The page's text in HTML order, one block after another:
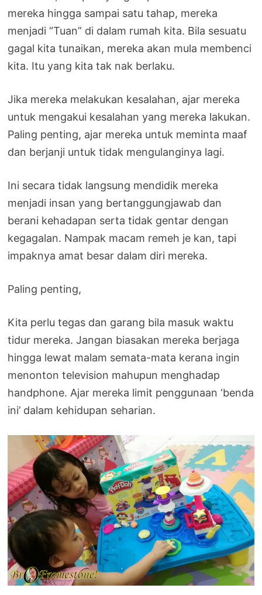
mereka hingga sampai satu tahap, mereka
menjadi “Tuan” di dalam rumah kita. Bila sesuatu
gagal kita tunaikan, mereka akan mula membenci
kita. Itu yang kita tak nak berlaku.
Jika mereka melakukan kesalahan, ajar mereka
untuk mengakui kesalahan yang mereka lakukan.
Paling penting, ajar mereka untuk meminta maaf
dan berjanji untuk tidak mengulanginya lagi.
Ini secara tidak langsung mendidik mereka
menjadi insan yang bertanggungjawab dan
berani kehadapan serta tidak gentar dengan
kegagalan. Nampak macam remeh je kan, tapi
impaknya amat besar dalam diri mereka.
Paling penting,
Kita perlu tegas dan garang bila masuk waktu
tidur mereka. Jangan biasakan mereka berjaga
hingga lewat malam semata-mata kerana ingin
menonton television mahupun menghadap
handphone. Ajar mereka limit penggunaan ‘benda
ini’ dalam kehidupan seharian.